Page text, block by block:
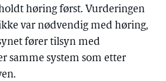
høring først. Vurderingen
var nødvendig med høring,
fører tilsyn med
samme system som etter